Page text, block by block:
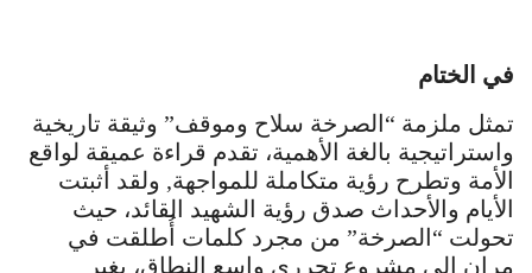
في الختام
تمثل ملزمة “الصرخة سلاح وموقف” وثيقة تاريخية
واستراتيجية بالغة الأهمية، تقدم قراءة عميقة لواقع
الأمة وتطرح رؤية متكاملة للمواجهة, ولقد أثبتت
الأيام والأحداث صدق رؤية الشهيد القائد، حيث
تحولت “الصرخة” من مجرد كلمات أُطلقت في
مران إلى مشروع تحرري واسع النطاق، يغير